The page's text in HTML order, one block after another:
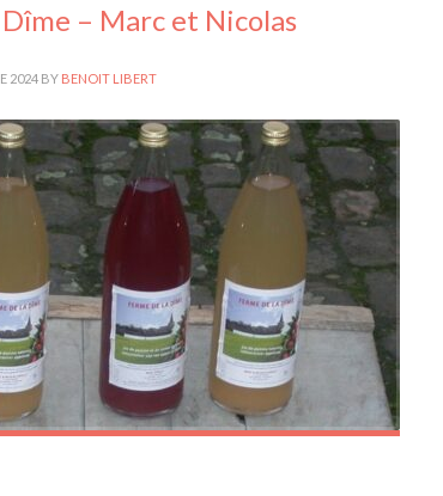
– Marc et Nicolas
2024 BY BENOIT LIBERT